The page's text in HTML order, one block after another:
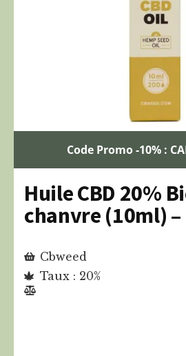
Code Promo -10% :
Huile CBD 20%
chanvre (10ml) –
Cbweed
Taux : 20%